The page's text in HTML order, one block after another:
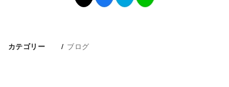
カテゴリー ブログ